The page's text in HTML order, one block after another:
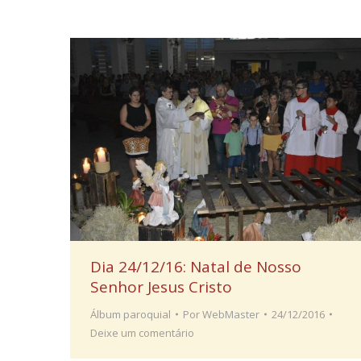
Dia 24/12/16: Natal de Nosso
Senhor Jesus Cristo
Álbum paroquial PorWebMaster
24/12/2016
Deixe um comentário